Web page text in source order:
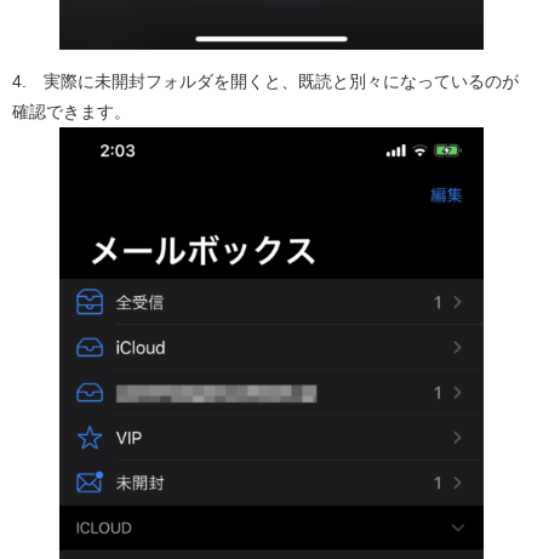
4. 実際に未開封フォルダを開くと、既読と別々になっているのが
確認できます。